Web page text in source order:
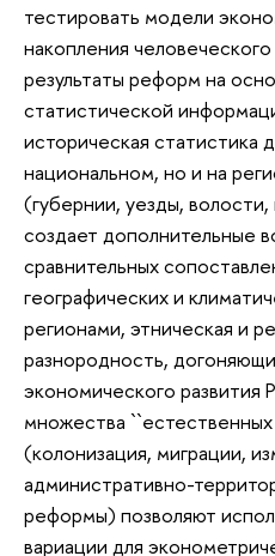
тестировать модели
накопления
результаты реформ на
статистической
историческая статистика
национальном, но и на
(губернии, уезды,
создает дополнительные
сравнительных
географических и
регионами, этническая и
разнородность,
экономического развития
множества
(колонизация, миграции,
административно-
реформы) позволяют
вариации для